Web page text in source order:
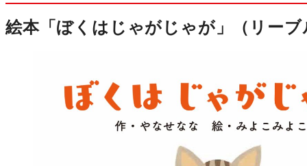
絵本「ぼくはじゃがじゃが」（リーブ